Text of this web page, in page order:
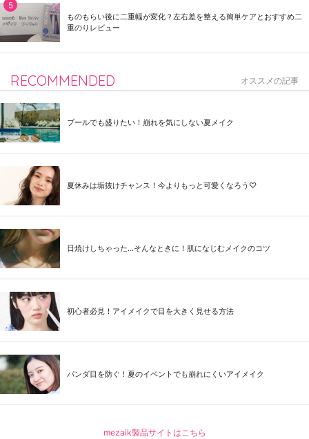
ものもらい後に二重幅が変化？左右差を整える簡単ケアとおすすめ二
重のりレビュー
RECOMMENDED オススメの記事
プールでも盛りたい！崩れを気にしない夏メイク
夏休みは垢抜けチャンス！今よりもっと可愛くなろう♡
日焼けしちゃった...そんなときに！肌になじむメイクのコツ
初心者必見！アイメイクで目を大きく見せる方法
パンダ目を防ぐ！夏のイベントでも崩れにくいアイメイク
mezaik製品サイトはこちら